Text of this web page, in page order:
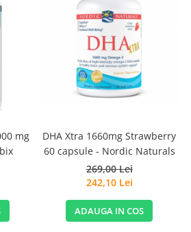
mg
DHA Xtra 1660mg Strawberry
60 capsule - Nordic Naturals
269,00 Lei
242,10 Lei
ADAUGA IN COS